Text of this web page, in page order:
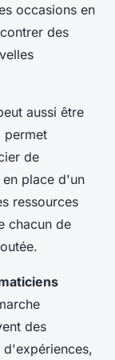
occasions en
des
aussi être
permet
de
en place d'un
ressources
chacun de
des